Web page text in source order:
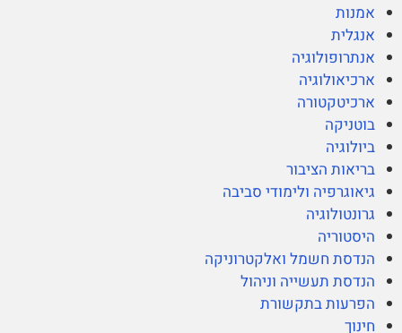
אמנות
אנגלית
אנתרופולוגיה
ארכיאולוגיה
ארכיטקטורה
בוטניקה
ביולוגיה
בריאות הציבור
גיאוגרפיה ולימודי סביבה
גרונטולוגיה
היסטוריה
הנדסת חשמל ואלקטרוניקה
הנדסת תעשייה וניהול
הפרעות בתקשורת
חינוך